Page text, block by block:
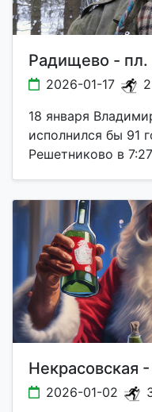
Радищево - пл.
2026-01-17
18 января
исполнился бы 91
Решетниково в
Некрасовская
2026-01-02